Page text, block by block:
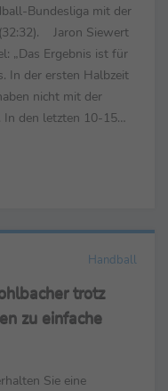
Bundesliga mit der
Jaron Siewert
„Das Ergebnis ist für
In der ersten Halbzeit
nicht mit der
den letzten 10-15
Handball
trotz
zu einfache
Sie eine